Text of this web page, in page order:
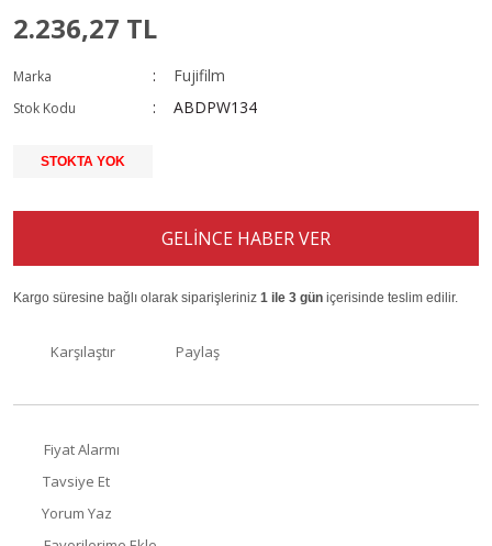
2.236,27 TL
Marka Fujifilm
Stok Kodu ABDPW134
STOKTA YOK
GELİNCE HABER VER
Kargo süresine bağlı olarak siparişleriniz 1 ile 3 gün içerisinde teslim edilir.
Karşılaştır Paylaş
Fiyat Alarmı
Tavsiye Et
Yorum Yaz